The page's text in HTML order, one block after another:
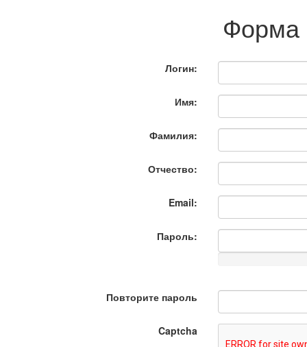
Форма
Логин:
Имя:
Фамилия:
Отчество:
Email:
Пароль:
Повторите пароль
Captcha